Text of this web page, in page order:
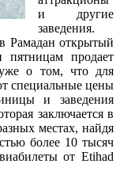
и другие
заведения.
Рамадан открытый
продает
о том, что для
специальные цены
и заведения
заключается в
местах, найдя
более 10 тысяч
от Etihad